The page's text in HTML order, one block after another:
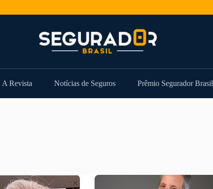
A Revista Notícias de Seguros Prêmio Segurador Brasil